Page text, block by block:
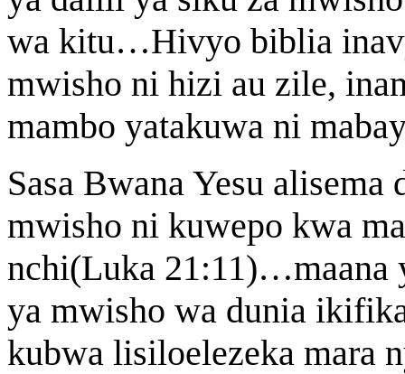
wa kitu…Hivyo biblia
mwisho ni hizi au zile,
mambo yatakuwa ni
Sasa Bwana Yesu
mwisho ni kuwepo kwa
nchi(Luka 21:11)…maana
ya mwisho wa dunia
kubwa lisiloelezeka mara